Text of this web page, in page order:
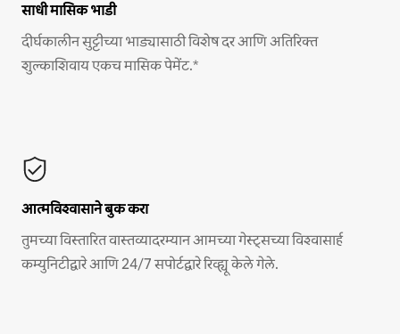
साधी मासिक भाडी
दीर्घकालीन सुट्टीच्या भाड्यासाठी विशेष दर आणि अतिरिक्त
शुल्काशिवाय एकच मासिक पेमेंट.*
आत्मविश्वासाने बुक करा
तुमच्या विस्तारित वास्तव्यादरम्यान आमच्या गेस्ट्सच्या विश्वासार्ह
कम्युनिटीद्वारे आणि 24/7 सपोर्टद्वारे रिव्ह्यू केले गेले.